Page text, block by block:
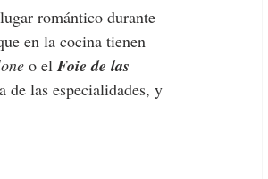
romántico durante
en la cocina tienen
o el Foie de las
de las especialidades, y